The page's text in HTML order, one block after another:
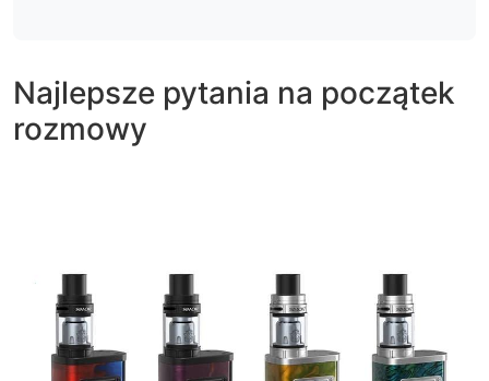
Najlepsze pytania na początek
rozmowy